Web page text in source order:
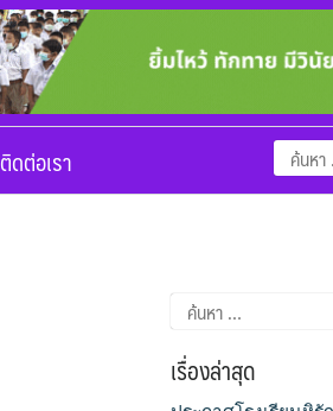
ติดต่อเรา
ค้นหา
สำหรับ:
ค้นหา
สำหรับ:
เรื่องล่าสุด